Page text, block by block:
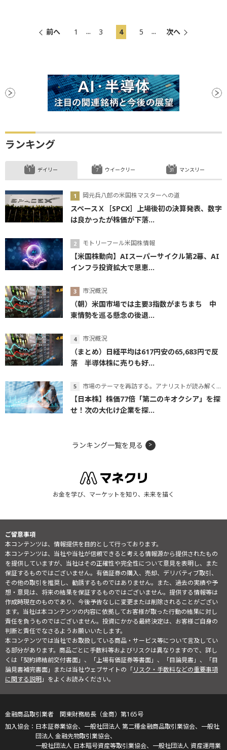
前へ 1 ... 3 4 5 ... 次へ
ランキング
デイリー
岡元兵八郎の米国株マスターへの道
スペースＸ［SPCX］上場後初の決算発表、数字
は良かったが株価が下落...
モトリーフール米国株情報
【米国株動向】AIスーパーサイクル第2幕、AI
インフラ投資拡大で恩恵...
市況概況
（朝）米国市場では主要3指数がまちまち 中
東情勢を巡る懸念の後退...
市況概況
（まとめ）日経平均は617円安の65,683円で反
落 半導体株に売りも好...
市場のテーマを再訪する。アナリストが読み解くテーマの本質
【日本株】株価77倍「第二のキオクシア」を探
せ！次の大化け企業を探...
ウイークリー マンスリー
ランキング一覧を見る
お金を学び、マーケットを知り、未来を描く
ご留意事項
本コンテンツは、情報提供を目的として行っております。
本コンテンツは、当社や当社が信頼できると考える情報源から提供されたもの
を提供していますが、当社はその正確性や完全性について意見を表明し、また
保証するものではございません。有価証券の購入、売却、デリバティブ取引、
その他の取引を推奨し、勧誘するものではありません。また、過去の実績や予
想・意見は、将来の結果を保証するものではございません。提供する情報等は
作成時現在のものであり、今後予告なしに変更または削除されることがござい
ます。当社は本コンテンツの内容に依拠してお客様が取った行動の結果に対し
責任を負うものではございません。投資にかかる最終決定は、お客様ご自身の
判断と責任でなさるようお願いいたします。
本コンテンツでは当社でお取扱している商品・サービス等について言及してい
る部分があります。商品ごとに手数料等およびリスクは異なりますので、詳し
くは「契約締結前交付書面」、「上場有価証券等書面」、「目論見書」、「目
論見書補完書面」または当社ウェブサイトの「リスク・手数料などの重要事項
に関する説明」をよくお読みください。
金融商品取引業者 関東財務局長（金商）第165号
日本証券業協会、一般社団法人 第二種金融商品取引業協会、一般社
団法人 金融先物取引業協会、
一般社団法人 日本暗号資産等取引業協会、一般社団法人 資産運用業